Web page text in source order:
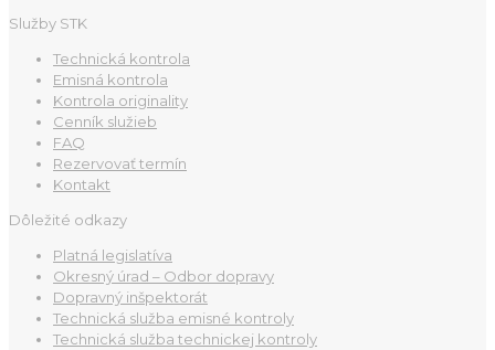
Služby STK
Technická kontrola
Emisná kontrola
Kontrola originality
Cenník služieb
FAQ
Rezervovať termín
Kontakt
Dôležité odkazy
Platná legislatíva
Okresný úrad – Odbor dopravy
Dopravný inšpektorát
Technická služba emisné kontroly
Technická služba technickej kontroly